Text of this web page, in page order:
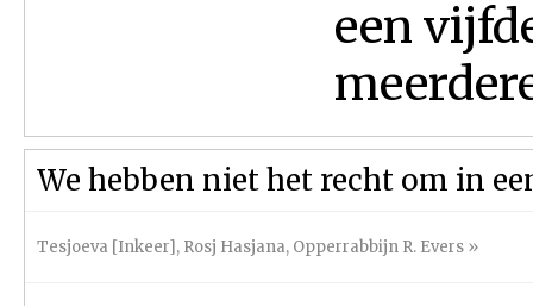
een
We hebben niet het recht om in
Tesjoeva [Inkeer], Rosj Hasjana, Opperrabbijn R. Evers »